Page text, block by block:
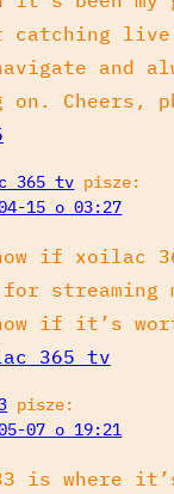
catching live
and
on. Cheers,
365 tv pisze:
15 o 03:27
if xoilac
streaming
if it’s
365 tv
pisze:
07 o 19:21
is where